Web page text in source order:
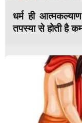
धर्म ही
तपस्या से होती है